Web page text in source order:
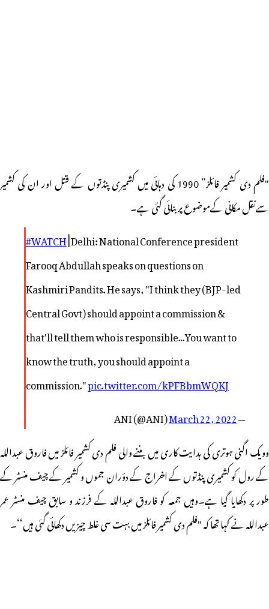
"فلم دی کشمیر فائلز” 1990 کی دہائی میں کشمیری پنڈتوں کے قتل اور ان کی کشمیر
سےنقل مکانی کےموضوع پربنائی گئی ہے۔
#WATCH| Delhi: National Conference president
Farooq Abdullah speaks on questions on
Kashmiri Pandits. He says, "I think they (BJP-led
Central Govt) should appoint a commission &
that'll tell them who is responsible…You want to
know the truth, you should appoint a
commission."pic.twitter.com/kPFBbmWQKJ
— ANI (@ANI)
March 22, 2022
وویک اگنی ہوتری کی ہدایت کاری میں بننے والی فلم دی کشمیر فائلز میں فاروق عبداللہ
کے رول کو کشمیری پنڈتوں کے اخراج کے دؤران جموں و کشمیر کے چیف منسٹر کے
طور پر دکھایا گیا ہے۔وہیں جمعہ کو فاروق عبداللہ کے فرزند و سابق چیف منسٹر عمر
عبداللہ نے کہا تھا کہ "فلم دی کشمیر فائلز میں بہت سی غلط چیزیں دکھائی گئی ہیں‘‘۔